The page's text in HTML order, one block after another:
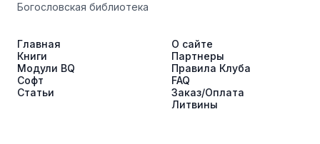
Богословская библиотека
Главная
Книги
Модули BQ
Софт
Статьи
О сайте
Партнеры
Правила Клуба
FAQ
Заказ/Оплата
Литвины